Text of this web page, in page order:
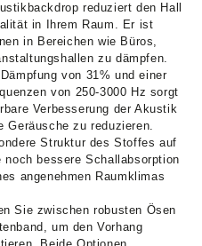
reduziert den Hall
in Ihrem Raum. Er ist
in Bereichen wie Büros,
zu dämpfen.
von 31% und einer
von 250-3000 Hz sorgt
Verbesserung der Akustik
Geräusche zu reduzieren.
Struktur des Stoffes auf
bessere Schallabsorption
angenehmen Raumklimas
Sie zwischen robusten Ösen
um den Vorhang